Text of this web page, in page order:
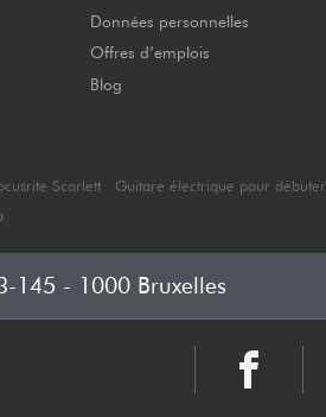
Données personnelles
Offres d’emplois
Blog
Scarlett Guitare électrique pour débuter
145 - 1000 Bruxelles